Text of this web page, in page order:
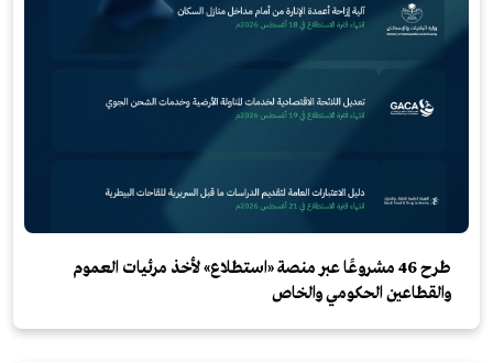
طرح 46 مشروعًا عبر منصة «استطلاع» لأخذ مرئيات العموم
والقطاعين الحكومي والخاص